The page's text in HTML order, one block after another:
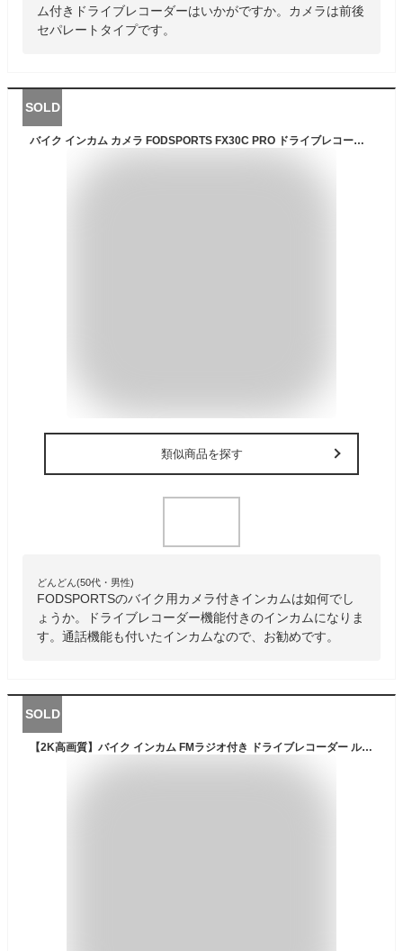
ム付きドライブレコーダーはいかがですか。カメラは前後
セパレートタイプです。
SOLD
バイク インカム カメラ FODSPORTS FX30C PRO ドライブレコーダー アクションカメラ カメラ付き バイクインカム インターコム 通話 トランシーバー ウォーキートーキー 音楽 FM WIFI ドラレコ 防水 Bluetooth バイク用インカム スキー サイクリング
類似商品を探す
どんどん(50代・男性)
FODSPORTSのバイク用カメラ付きインカムは如何でし
ょうか。ドライブレコーダー機能付きのインカムになりま
す。通話機能も付いたインカムなので、お勧めです。
SOLD
【2K高画質】バイク インカム FMラジオ付き ドライブレコーダー ループ録画 カメラ IPX6防水 6人同時通話 高音質 操作簡単 M3S FM WiFi対応 ドラレコ ブルートゥース オートバイ スピーカー イヤホン ヘルメット用インカム 日本語取扱書